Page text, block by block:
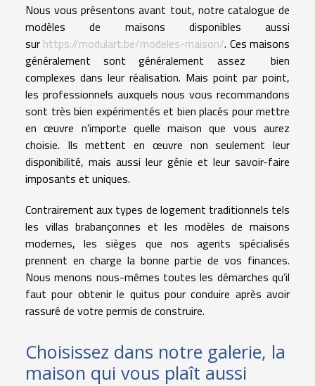
Nous vous présentons avant tout, notre catalogue de
modèles de maisons disponibles aussi
sur https://modulart.be/modeles-maison/. Ces maisons
généralement sont généralement assez bien
complexes dans leur réalisation. Mais point par point,
les professionnels auxquels nous vous recommandons
sont très bien expérimentés et bien placés pour mettre
en œuvre n’importe quelle maison que vous aurez
choisie. Ils mettent en œuvre non seulement leur
disponibilité, mais aussi leur génie et leur savoir-faire
imposants et uniques.
Contrairement aux types de logement traditionnels tels
les villas brabançonnes et les modèles de maisons
modernes, les sièges que nos agents spécialisés
prennent en charge la bonne partie de vos finances.
Nous menons nous-mêmes toutes les démarches qu’il
faut pour obtenir le quitus pour conduire après avoir
rassuré de votre permis de construire.
Choisissez dans notre galerie, la
maison qui vous plaît aussi